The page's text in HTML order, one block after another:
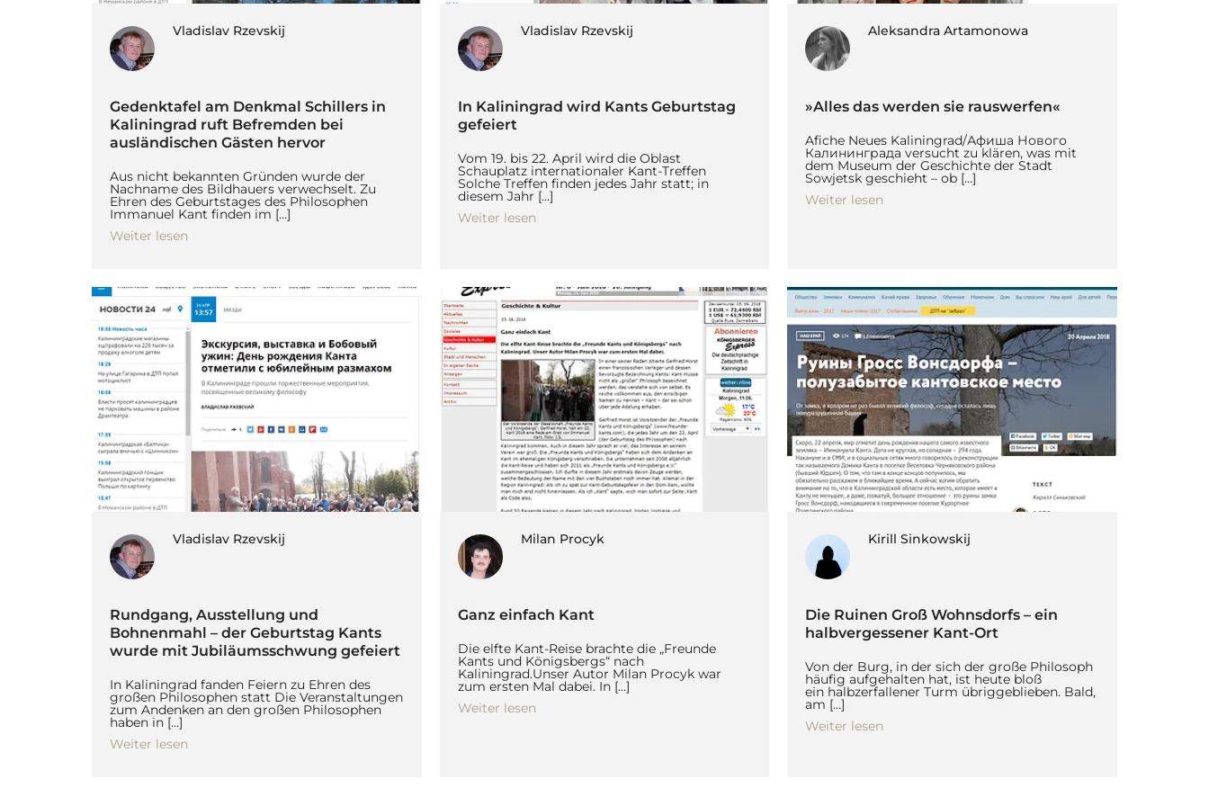
Vladislav Rzevskij
Gedenktafel am Denkmal Schillers in
Kaliningrad ruft Befremden bei
ausländischen Gästen hervor
Aus nicht bekannten Gründen wurde der
Nachname des Bildhauers verwechselt. Zu
Ehren des Geburtstages des Philosophen
Immanuel Kant finden im […]
Weiter lesen
Vladislav Rzevskij
In Kaliningrad wird Kants Geburtstag
gefeiert
Vom 19. bis 22. April wird die Oblast
Schauplatz internationaler Kant-Treffen
Solche Treffen finden jedes Jahr statt; in
diesem Jahr […]
Weiter lesen
Aleksandra Artamonowa
»Alles das werden sie rauswerfen«
Afiche Neues Kaliningrad/Афиша Нового
Калининграда versucht zu klären, was mit
dem Museum der Geschichte der Stadt
Sowjetsk geschieht – ob […]
Weiter lesen
Vladislav Rzevskij
Rundgang, Ausstellung und
Bohnenmahl – der Geburtstag Kants
wurde mit Jubiläumsschwung gefeiert
In Kaliningrad fanden Feiern zu Ehren des
großen Philosophen statt Die Veranstaltungen
zum Andenken an den großen Philosophen
haben in […]
Weiter lesen
Milan Procyk
Ganz einfach Kant
Die elfte Kant-Reise brachte die „Freunde
Kants und Königsbergs“ nach
Kaliningrad.Unser Autor Milan Procyk war
zum ersten Mal dabei. In […]
Weiter lesen
Kirill Sinkowskij
Die Ruinen Groß Wohnsdorfs – ein
halbvergessener Kant-Ort
Von der Burg, in der sich der große Philosoph
häufig aufgehalten hat, ist heute bloß
ein halbzerfallener Turm übriggeblieben. Bald,
am […]
Weiter lesen